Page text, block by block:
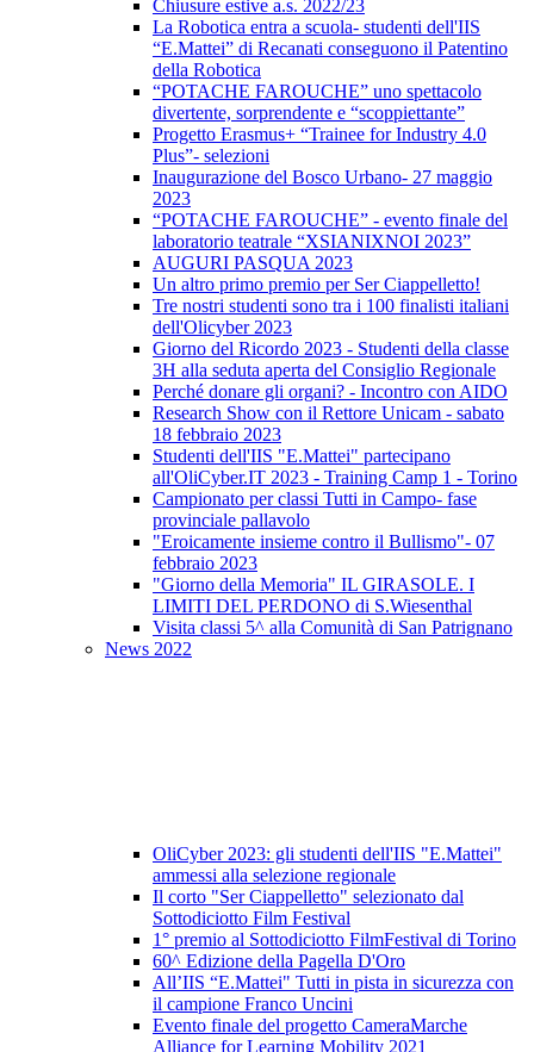
Chiusure estive a.s. 2022/23
La Robotica entra a scuola- studenti dell'IIS
“E.Mattei” di Recanati conseguono il Patentino
della Robotica
“POTACHE FAROUCHE” uno spettacolo
divertente, sorprendente e “scoppiettante”
Progetto Erasmus+ “Trainee for Industry 4.0
Plus”- selezioni
Inaugurazione del Bosco Urbano- 27 maggio
2023
“POTACHE FAROUCHE” - evento finale del
laboratorio teatrale “XSIANIXNOI 2023”
AUGURI PASQUA 2023
Un altro primo premio per Ser Ciappelletto!
Tre nostri studenti sono tra i 100 finalisti italiani
dell'Olicyber 2023
Giorno del Ricordo 2023 - Studenti della classe
3H alla seduta aperta del Consiglio Regionale
Perché donare gli organi? - Incontro con AIDO
Research Show con il Rettore Unicam - sabato
18 febbraio 2023
Studenti dell'IIS "E.Mattei" partecipano
all'OliCyber.IT 2023 - Training Camp 1 - Torino
Campionato per classi Tutti in Campo- fase
provinciale pallavolo
"Eroicamente insieme contro il Bullismo"- 07
febbraio 2023
"Giorno della Memoria" IL GIRASOLE. I
LIMITI DEL PERDONO di S.Wiesenthal
Visita classi 5^ alla Comunità di San Patrignano
News 2022
OliCyber 2023: gli studenti dell'IIS "E.Mattei"
ammessi alla selezione regionale
Il corto "Ser Ciappelletto" selezionato dal
Sottodiciotto Film Festival
1° premio al Sottodiciotto FilmFestival di Torino
60^ Edizione della Pagella D'Oro
All’IIS “E.Mattei" Tutti in pista in sicurezza con
il campione Franco Uncini
Evento finale del progetto CameraMarche
Alliance for Learning Mobility 2021